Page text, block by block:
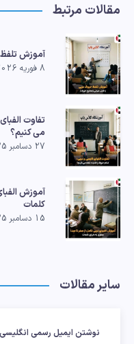
مقالات مرتبط
آموزش
8 فوریه 2026
تفاوت
می کنیم؟
27 دسامبر 2025
آموزش
کلمات
15 دسامبر 2025
سایر مقالات
نوشتن ایمیل رسمی انگلیسی